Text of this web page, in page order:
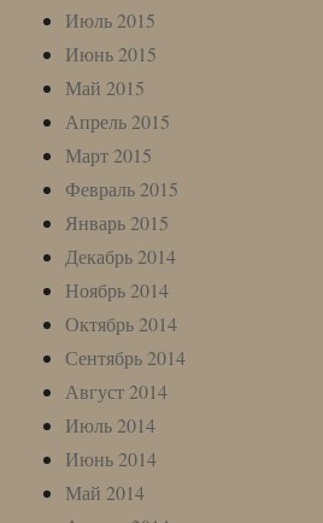
Июль 2015
Июнь 2015
Май 2015
Апрель 2015
Март 2015
Февраль 2015
Январь 2015
Декабрь 2014
Ноябрь 2014
Октябрь 2014
Сентябрь 2014
Август 2014
Июль 2014
Июнь 2014
Май 2014